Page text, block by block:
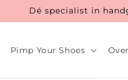
Dé specialist in
Pimp Your Shoes